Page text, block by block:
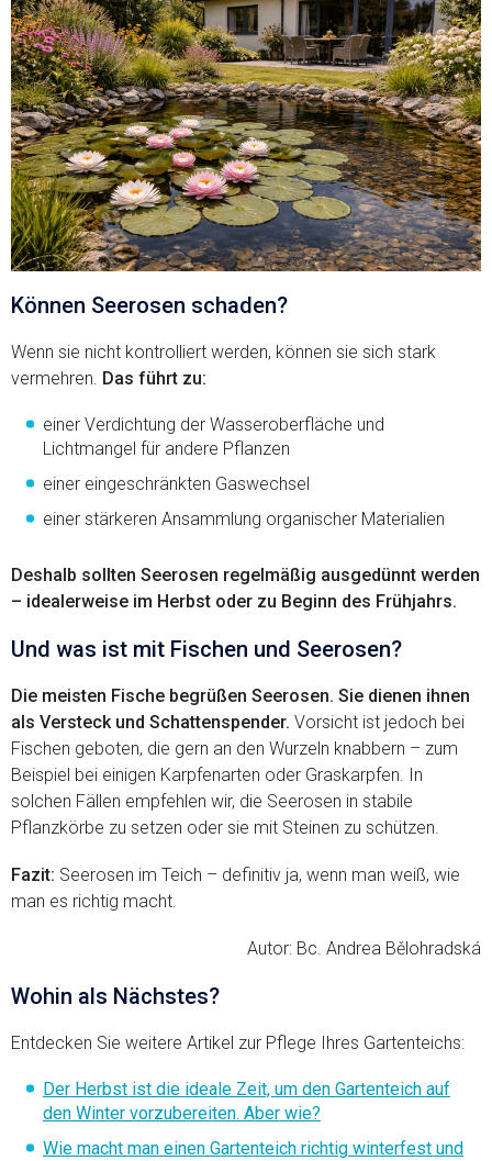
Können Seerosen schaden?
Wenn sie nicht kontrolliert werden, können sie sich stark
vermehren. Das führt zu:
einer Verdichtung der Wasseroberfläche und
Lichtmangel für andere Pflanzen
einer eingeschränkten Gaswechsel
einer stärkeren Ansammlung organischer Materialien
Deshalb sollten Seerosen regelmäßig ausgedünnt werden
– idealerweise im Herbst oder zu Beginn des Frühjahrs.
Und was ist mit Fischen und Seerosen?
Die meisten Fische begrüßen Seerosen. Sie dienen ihnen
als Versteck und Schattenspender. Vorsicht ist jedoch bei
Fischen geboten, die gern an den Wurzeln knabbern – zum
Beispiel bei einigen Karpfenarten oder Graskarpfen. In
solchen Fällen empfehlen wir, die Seerosen in stabile
Pflanzkörbe zu setzen oder sie mit Steinen zu schützen.
Fazit: Seerosen im Teich – definitiv ja, wenn man weiß, wie
man es richtig macht.
Autor: Bc. Andrea Bělohradská
Wohin als Nächstes?
Entdecken Sie weitere Artikel zur Pflege Ihres Gartenteichs:
Der Herbst ist die ideale Zeit, um den Gartenteich auf
den Winter vorzubereiten. Aber wie?
Wie macht man einen Gartenteich richtig winterfest und